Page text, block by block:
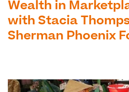
Wealth in
with Stacia
Sherman Phoenix